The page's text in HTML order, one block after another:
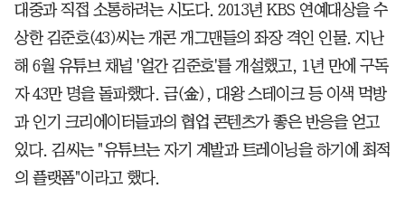
대중과 직접 소통하려는 시도다. 2013년 KBS 연예대상을 수
상한 김준호(43)씨는 개콘 개그맨들의 좌장 격인 인물. 지난
해 6월 유튜브 채널 '얼간 김준호'를 개설했고, 1년 만에 구독
자 43만 명을 돌파했다. 금(金), 대왕 스테이크 등 이색 먹방
과 인기 크리에이터들과의 협업 콘텐츠가 좋은 반응을 얻고
있다. 김씨는 "유튜브는 자기 계발과 트레이닝을 하기에 최적
의 플랫폼"이라고 했다.